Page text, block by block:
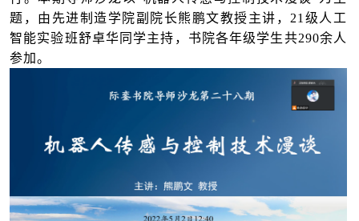
题，由先进制造学院副院长熊鹏文教授主讲，21级人工
智能实验班舒卓华同学主持，书院各年级学生共290余人
参加。